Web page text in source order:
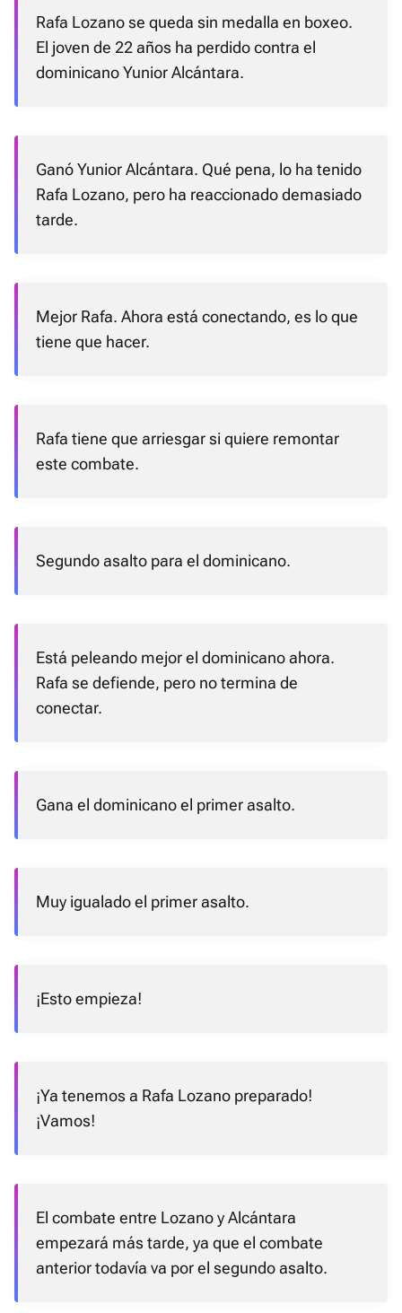
Rafa Lozano se queda sin medalla en boxeo.
El joven de 22 años ha perdido contra el
dominicano Yunior Alcántara.
Ganó Yunior Alcántara. Qué pena, lo ha tenido
Rafa Lozano, pero ha reaccionado demasiado
tarde.
Mejor Rafa. Ahora está conectando, es lo que
tiene que hacer.
Rafa tiene que arriesgar si quiere remontar
este combate.
Segundo asalto para el dominicano.
Está peleando mejor el dominicano ahora.
Rafa se defiende, pero no termina de
conectar.
Gana el dominicano el primer asalto.
Muy igualado el primer asalto.
¡Esto empieza!
¡Ya tenemos a Rafa Lozano preparado!
¡Vamos!
El combate entre Lozano y Alcántara
empezará más tarde, ya que el combate
anterior todavía va por el segundo asalto.